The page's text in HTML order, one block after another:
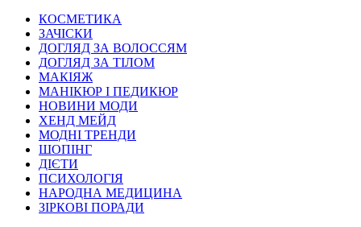
КОСМЕТИКА
ЗАЧІСКИ
ДОГЛЯД ЗА ВОЛОССЯМ
ДОГЛЯД ЗА ТІЛОМ
МАКІЯЖ
МАНІКЮР І ПЕДИКЮР
НОВИНИ МОДИ
ХЕНД МЕЙД
МОДНІ ТРЕНДИ
ШОПІНГ
ДІЄТИ
ПСИХОЛОГІЯ
НАРОДНА МЕДИЦИНА
ЗІРКОВІ ПОРАДИ